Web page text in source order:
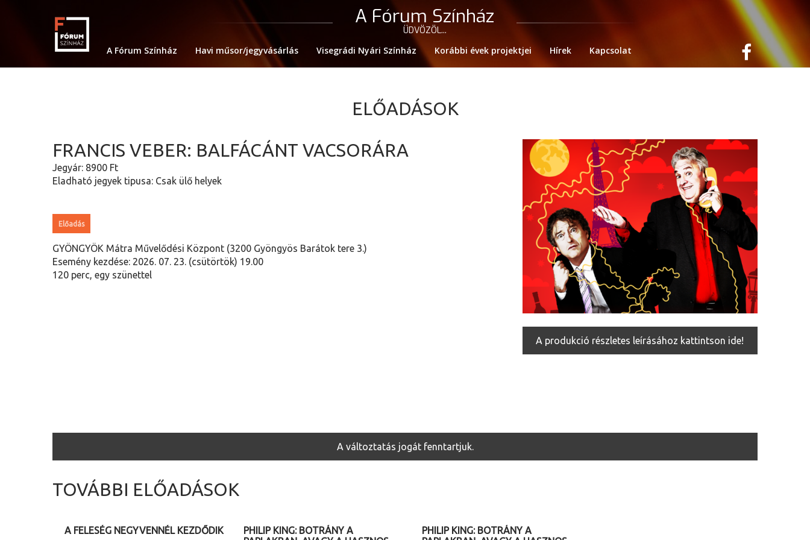
A Fórum Színház
ÜDVÖZÖL...
A Fórum Színház
Havi műsor/jegyvásárlás Visegrádi Nyári Színház Korábbi évek projektjei Hírek Kapcsolat
ELŐADÁSOK
FRANCIS VEBER: BALFÁCÁNT VACSORÁRA
Jegyár: 8900 Ft
Eladható jegyek tipusa: Csak ülő helyek
Előadás
GYÖNGYÖK Mátra Művelődési Központ (3200 Gyöngyös Barátok tere 3.)
Esemény kezdése: 2026. 07. 23. (csütörtök) 19.00
120 perc, egy szünettel
A produkció részletes leírásához kattintson ide!
A változtatás jogát fenntartjuk.
TOVÁBBI ELŐADÁSOK
A FELESÉG NEGYVENNÉL KEZDŐDIK
PHILIP KING: BOTRÁNY A
PHILIP KING: BOTRÁNY A